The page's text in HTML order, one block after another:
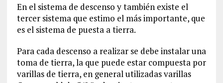
En el sistema de descenso y también existe el
tercer sistema que estimo el más importante, que
es el sistema de puesta a tierra.
Para cada descenso a realizar se debe instalar una
toma de tierra, la que puede estar compuesta por
varillas de tierra, en general utilizadas varillas